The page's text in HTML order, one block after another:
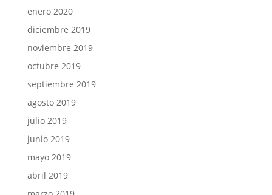
enero 2020
diciembre 2019
noviembre 2019
octubre 2019
septiembre 2019
agosto 2019
julio 2019
junio 2019
mayo 2019
abril 2019